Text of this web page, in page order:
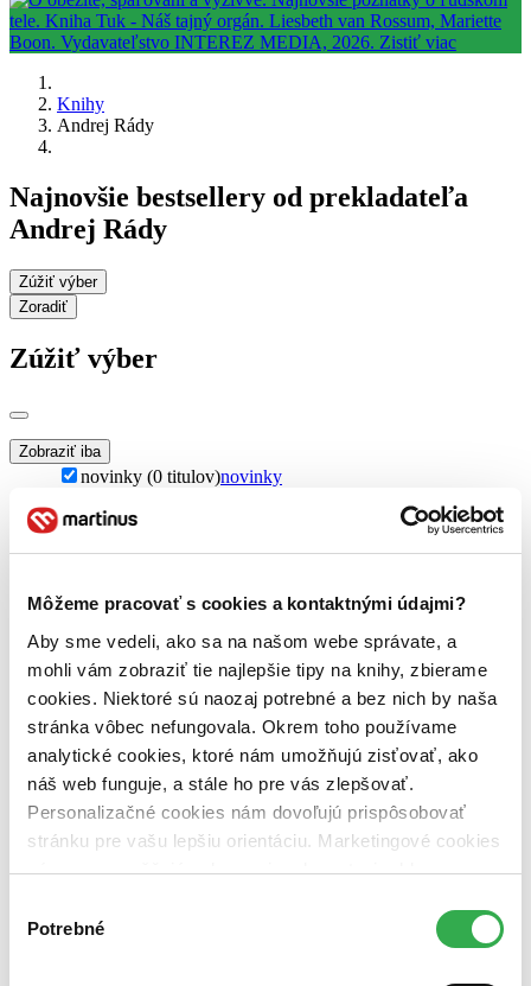
Môžeme pracovať s cookies a kontaktnými údajmi?
Aby sme vedeli, ako sa na našom webe správate, a
mohli vám zobraziť tie najlepšie tipy na knihy, zbierame
cookies. Niektoré sú naozaj potrebné a bez nich by naša
stránka vôbec nefungovala. Okrem toho používame
analytické cookies, ktoré nám umožňujú zisťovať, ako
náš web funguje, a stále ho pre vás zlepšovať.
Personalizačné cookies nám dovoľujú prispôsobovať
stránku pre vašu lepšiu orientáciu. Marketingové cookies
nám zas umožňujú zobrazenie relevantnej reklamy.
nám pomohlo, keby sme mohli používať všetky tieto
súhlasu
Potrebné
Knihy
Andrej Rády
Najnovšie bestsellery od prekladateľa
Andrej Rády
Zúžiť výber
Zoradiť
Zúžiť výber
Zobraziť iba
novinky (0 titulov)novinky
predpredaj (0 titulov)
pripravujeme (0 titulov)pripravujeme
dostupná (bez vypredaných) (0 titulov)dostupná (bez
vypredaných)
Nové / čítané
nová (0 titulov)nová
čítaná (0 titulov)čítaná
čítaná - výborný stav (0 titulov)
čítaná - výborný stav
čítaná - mierne opotrebovaná (0 titulov)
opotrebovaná
čítané verzie vypredaných kníh (0 titulov)čítané verzie